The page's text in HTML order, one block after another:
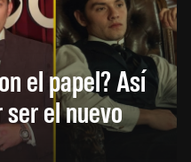
el papel? Así
el nuevo